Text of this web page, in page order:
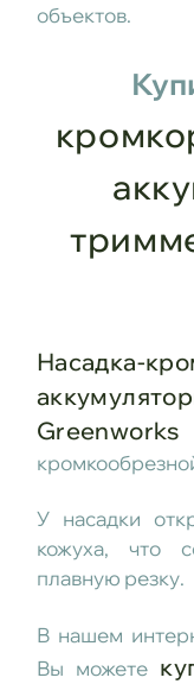
объектов.
Насадка-
У насадки
кожуха, что
плавную резку.
В нашем
Вы можете